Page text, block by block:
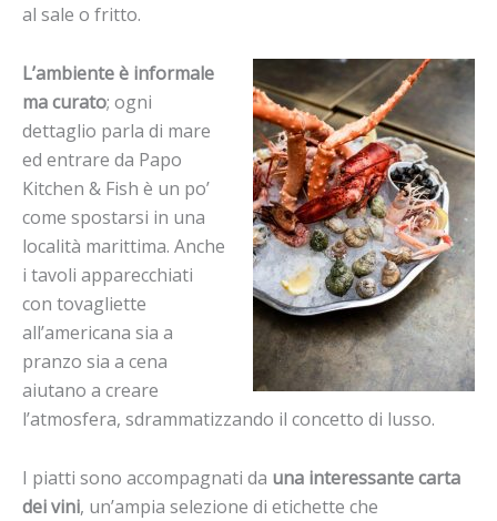
al sale o fritto.
L’ambiente è informale
ma curato; ogni
dettaglio parla di mare
ed entrare da Papo
Kitchen & Fish è un po’
come spostarsi in una
località marittima. Anche
i tavoli apparecchiati
con tovagliette
all’americana sia a
pranzo sia a cena
aiutano a creare
l’atmosfera, sdrammatizzando il concetto di lusso.
I piatti sono accompagnati da una interessante carta
dei vini, un’ampia selezione di etichette che